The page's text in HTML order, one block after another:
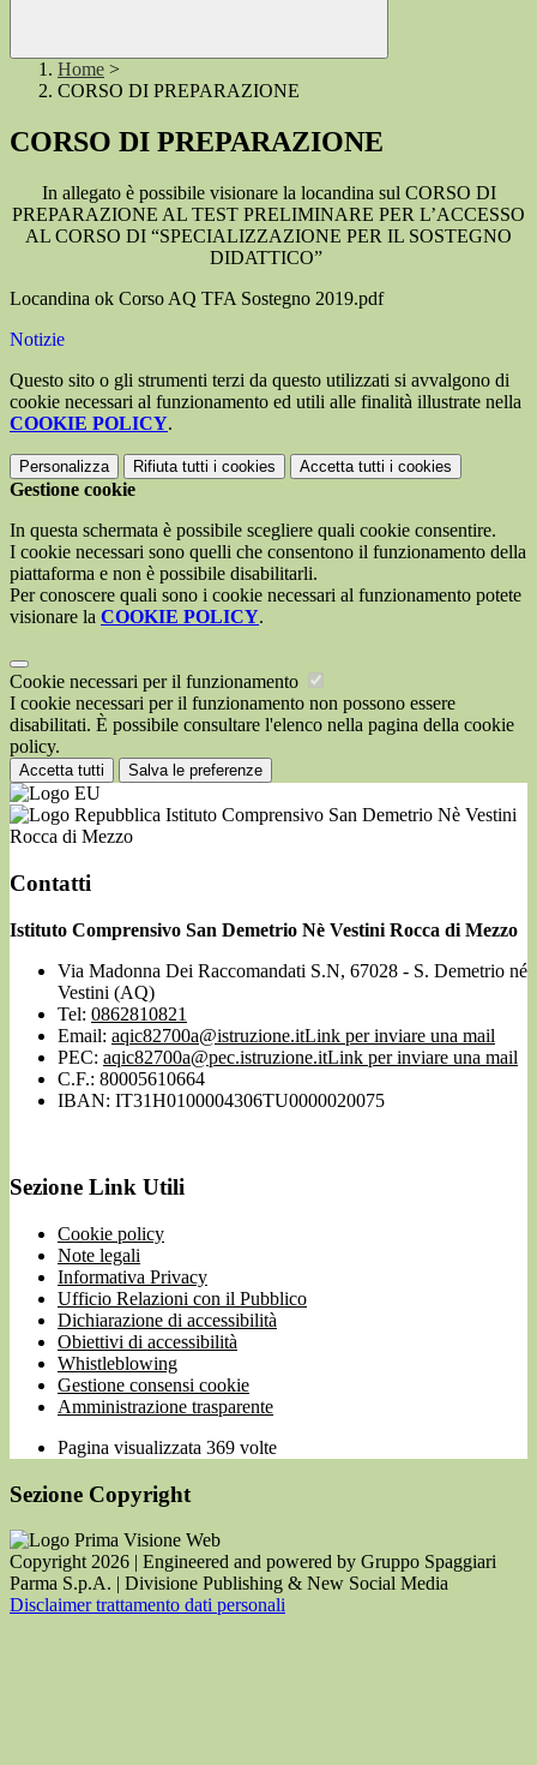
Home >
CORSO DI PREPARAZIONE
CORSO DI PREPARAZIONE
In allegato è possibile visionare la locandina sul CORSO DI
PREPARAZIONE AL TEST PRELIMINARE PER L’ACCESSO
AL CORSO DI “SPECIALIZZAZIONE PER IL SOSTEGNO
DIDATTICO”
Locandina ok Corso AQ TFA Sostegno 2019.pdf
Notizie
Questo sito o gli strumenti terzi da questo utilizzati si avvalgono di
cookie necessari al funzionamento ed utili alle finalità illustrate nella
COOKIE POLICY.
Personalizza Rifiuta tutti i cookies Accetta tutti i cookies
Gestione cookie
In questa schermata è possibile scegliere quali cookie consentire.
I cookie necessari sono quelli che consentono il funzionamento della
piattaforma e non è possibile disabilitarli.
Per conoscere quali sono i cookie necessari al funzionamento potete
visionare la COOKIE POLICY.
Cookie necessari per il funzionamento
I cookie necessari per il funzionamento non possono essere
disabilitati. È possibile consultare l'elenco nella pagina della cookie
policy.
Accetta tutti Salva le preferenze
Istituto Comprensivo San Demetrio Nè Vestini
Rocca di Mezzo
Contatti
Istituto Comprensivo San Demetrio Nè Vestini Rocca di Mezzo
Via Madonna Dei Raccomandati S.N, 67028 - S. Demetrio né
Vestini (AQ)
Tel: 0862810821
Email: aqic82700a@istruzione.itLink per inviare una mail
PEC: aqic82700a@pec.istruzione.itLink per inviare una mail
C.F.: 80005610664
IBAN: IT31H0100004306TU0000020075
Sezione Link Utili
Cookie policy
Note legali
Informativa Privacy
Ufficio Relazioni con il Pubblico
Dichiarazione di accessibilità
Obiettivi di accessibilità
Whistleblowing
Gestione consensi cookie
Amministrazione trasparente
Pagina visualizzata 369 volte
Sezione Copyright
Copyright 2026 | Engineered and powered by Gruppo Spaggiari
Parma S.p.A. | Divisione Publishing & New Social Media
Disclaimer trattamento dati personali